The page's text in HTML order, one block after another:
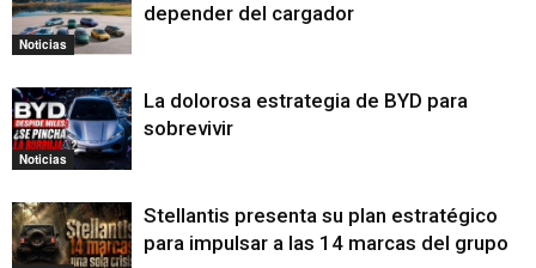
Noticias
depender del cargador
Noticias
La dolorosa estrategia de BYD para
sobrevivir
Stellantis presenta su plan estratégico
para impulsar a las 14 marcas del grupo